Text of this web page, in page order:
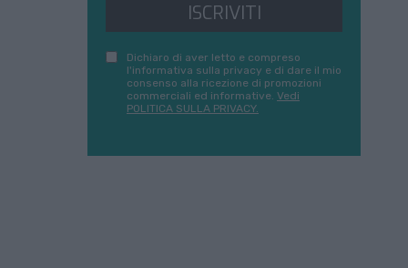
ISCRIVITI
Dichiaro di aver letto e compreso
l'informativa sulla privacy e di dare il mio
consenso alla ricezione di promozioni
commerciali ed informative. Vedi
POLITICA SULLA PRIVACY.